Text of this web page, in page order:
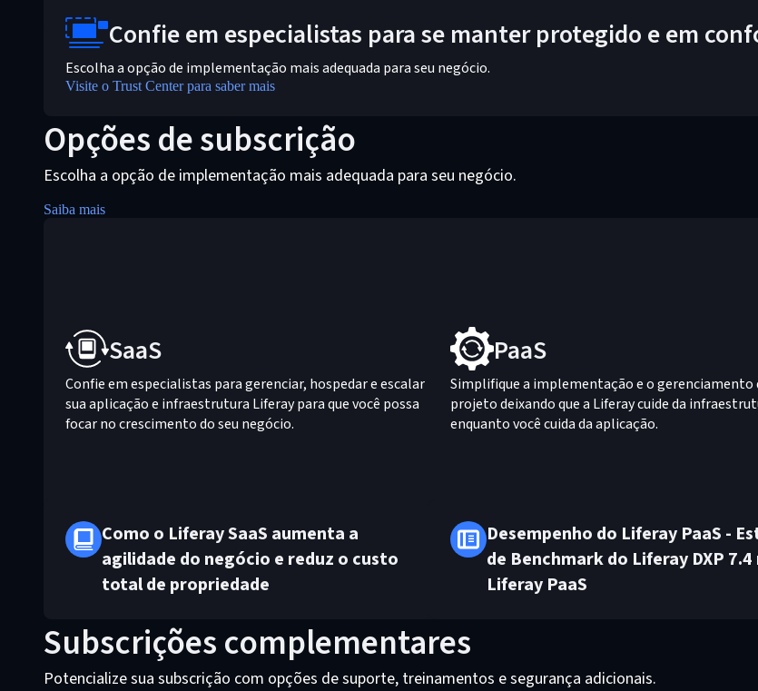
Confie em especialistas para se manter protegido e em
Escolha a opção de implementação mais adequada para seu negócio.
Visite o Trust Center para saber mais
Opções de subscrição
Escolha a opção de implementação mais adequada para seu negócio.
Saiba mais
SaaS
Confie em especialistas para gerenciar, hospedar e escalar
sua aplicação e infraestrutura Liferay para que você possa
focar no crescimento do seu negócio.
PaaS
Simplifique a implementação e o gerenciamento
projeto deixando que a Liferay cuide da
enquanto você cuida da aplicação.
Como o Liferay SaaS aumenta a
agilidade do negócio e reduz o custo
total de propriedade
Desempenho do Liferay PaaS -
de Benchmark do Liferay DXP 7.4
Liferay PaaS
Subscrições complementares
Potencialize sua subscrição com opções de suporte, treinamentos e segurança adicionais.